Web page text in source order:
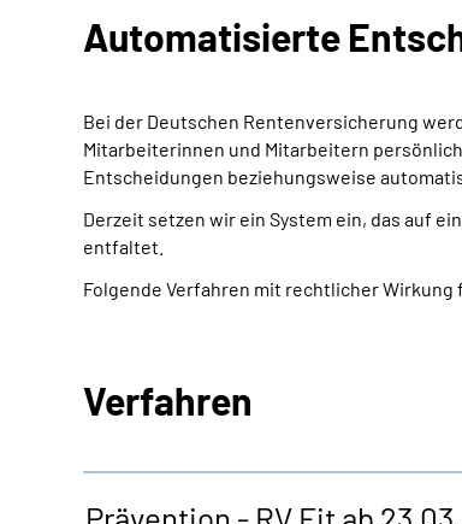
Automatisierte
Bei der Deutschen Rentenversicherung
Mitarbeiterinnen und Mitarbeitern
Entscheidungen beziehungsweise
Derzeit setzen wir ein System ein, das auf
entfaltet.
Folgende Verfahren mit rechtlicher
Verfahren